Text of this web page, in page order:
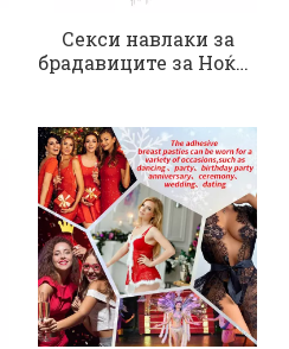
Секси навлаки за
брадавиците за Ноќта